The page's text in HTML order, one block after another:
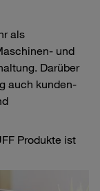
als
und
Darüber
auch kunden-
Produkte ist